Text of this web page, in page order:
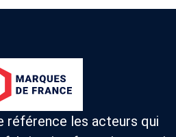
référence les acteurs qui